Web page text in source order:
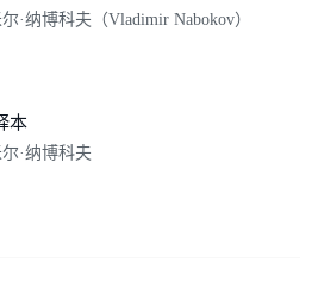
·纳博科夫（Vladimir Nabokov）
本
·纳博科夫